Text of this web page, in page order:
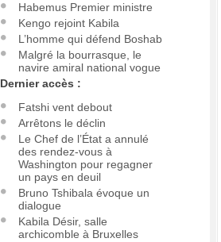
Habemus Premier ministre
Kengo rejoint Kabila
L’homme qui défend Boshab
Malgré la bourrasque, le
navire amiral national vogue
Dernier accès :
Fatshi vent debout
Arrêtons le déclin
Le Chef de l’État a annulé
des rendez-vous à
Washington pour regagner
un pays en deuil
Bruno Tshibala évoque un
dialogue
Kabila Désir, salle
archicomble à Bruxelles